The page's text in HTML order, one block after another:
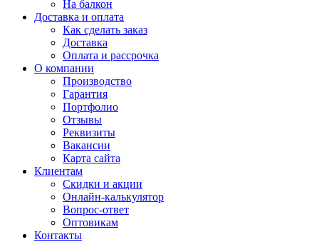
На балкон
Доставка и оплата
Как сделать заказ
Доставка
Оплата и рассрочка
О компании
Производство
Гарантия
Портфолио
Отзывы
Реквизиты
Вакансии
Карта сайта
Клиентам
Скидки и акции
Онлайн-калькулятор
Вопрос-ответ
Оптовикам
Контакты